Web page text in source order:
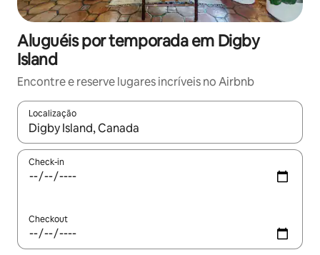
Aluguéis por temporada em Digby
Island
Encontre e reserve lugares incríveis no Airbnb
Localização
Quando os resultados estiverem disponíveis, explore-os
Check-in
Checkout